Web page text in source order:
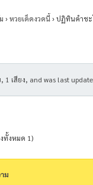
›หวยเด็ดงวดนี้›ปฏิทินคำชะ
เสียง, and was last
ทั้งหมด 1)
ม